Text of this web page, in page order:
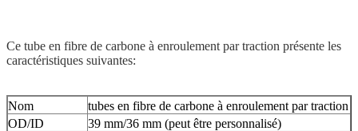
Ce tube en fibre de carbone à enroulement par traction présente les
caractéristiques suivantes:
Nom
tubes en fibre de carbone à enroulement par traction
OD/ID
39 mm/36 mm (peut être personnalisé)